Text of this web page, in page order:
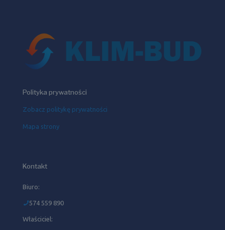
Polityka prywatności
Zobacz politykę prywatności
Mapa strony
Kontakt
Biuro:
574 559 890
Właściciel: